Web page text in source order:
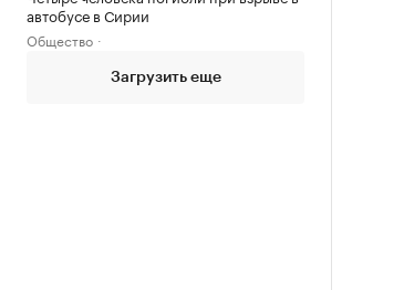
автобусе в Сирии
Общество
Загрузить еще